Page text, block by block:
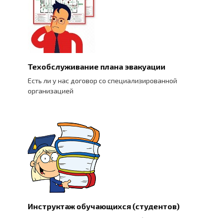
Техобслуживание плана эвакуации
Есть ли у нас договор со специализированной
организацией
Инструктаж обучающихся (студентов)